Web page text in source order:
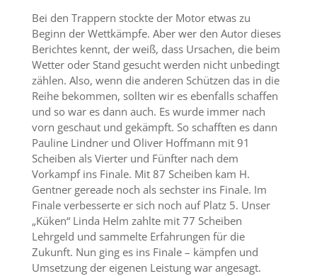
Bei den Trappern stockte der Motor etwas zu
Beginn der Wettkämpfe. Aber wer den Autor dieses
Berichtes kennt, der weiß, dass Ursachen, die beim
Wetter oder Stand gesucht werden nicht unbedingt
zählen. Also, wenn die anderen Schützen das in die
Reihe bekommen, sollten wir es ebenfalls schaffen
und so war es dann auch. Es wurde immer nach
vorn geschaut und gekämpft. So schafften es dann
Pauline Lindner und Oliver Hoffmann mit 91
Scheiben als Vierter und Fünfter nach dem
Vorkampf ins Finale. Mit 87 Scheiben kam H.
Gentner gereade noch als sechster ins Finale. Im
Finale verbesserte er sich noch auf Platz 5. Unser
„Küken“ Linda Helm zahlte mit 77 Scheiben
Lehrgeld und sammelte Erfahrungen für die
Zukunft. Nun ging es ins Finale – kämpfen und
Umsetzung der eigenen Leistung war angesagt.